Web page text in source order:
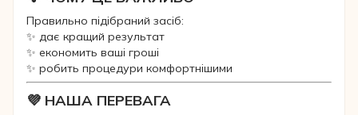
Правильно підібраний засіб:
✨ дає кращий результат
✨ економить ваші гроші
✨ робить процедури комфортнішими
💜 НАША ПЕРЕВАГА